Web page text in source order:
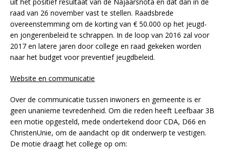
raad van 26 november vast te stellen. Raadsbrede
overeenstemming om de korting van € 50.000 op het jeugd-
en jongerenbeleid te schrappen. In de loop van 2016 zal voor
2017 en latere jaren door college en raad gekeken worden
naar het budget voor preventief jeugdbeleid.
Website en communicatie
Over de communicatie tussen inwoners en gemeente is er
geen unanieme tevredenheid. Om die reden heeft Leefbaar 3B
een motie opgesteld, mede ondertekend door CDA, D66 en
ChristenUnie, om de aandacht op dit onderwerp te vestigen.
De motie draagt het college op om: